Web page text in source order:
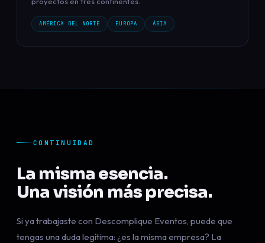
AMÉRICA DEL NORTE EUROPA ÁSIA
CONTINUIDAD
La misma esencia.
Una visión más precisa.
Si ya trabajaste con Descomplique Eventos, puede que
tengas una duda legítima: ¿es la misma empresa? La